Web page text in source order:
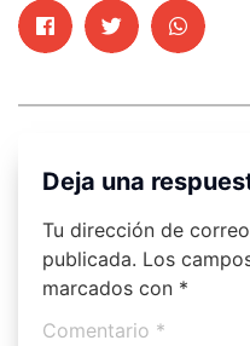
Deja una
Tu dirección de
publicada. Los
marcados con *
Comentario *